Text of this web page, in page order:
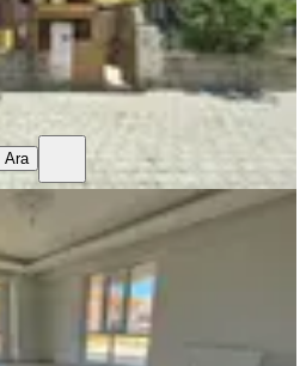
Ara
2+1 Daire
Karabekir Mahallesi
Düz Giriş (Zemin)